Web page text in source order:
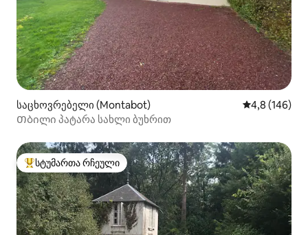
საცხოვრებელი (Montabot) საშუალო
4,8 (146)
Თბილი პატარა სახლი ბუხრით
სტუმართა რჩეული მოწინავე ვარიანტი
სტუმართა რჩეული